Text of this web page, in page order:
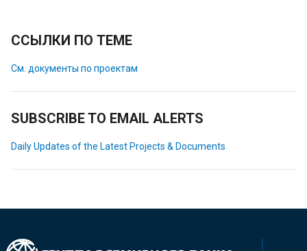
ССЫЛКИ ПО ТЕМЕ
См. документы по проектам
SUBSCRIBE TO EMAIL ALERTS
Daily Updates of the Latest Projects & Documents